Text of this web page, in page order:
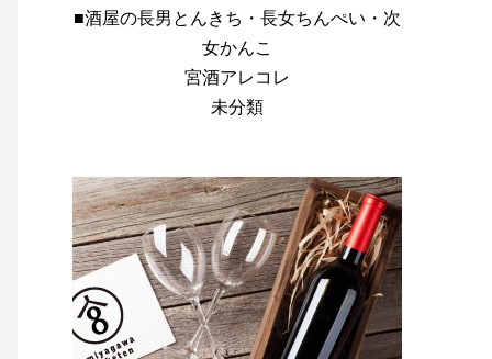
■酒屋の長男とんきち・長女ちんぺい・次
女かんこ
宮酒アレコレ
未分類